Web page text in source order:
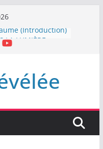
(Introduction)
LA LUMIÈRE
DE DIEU